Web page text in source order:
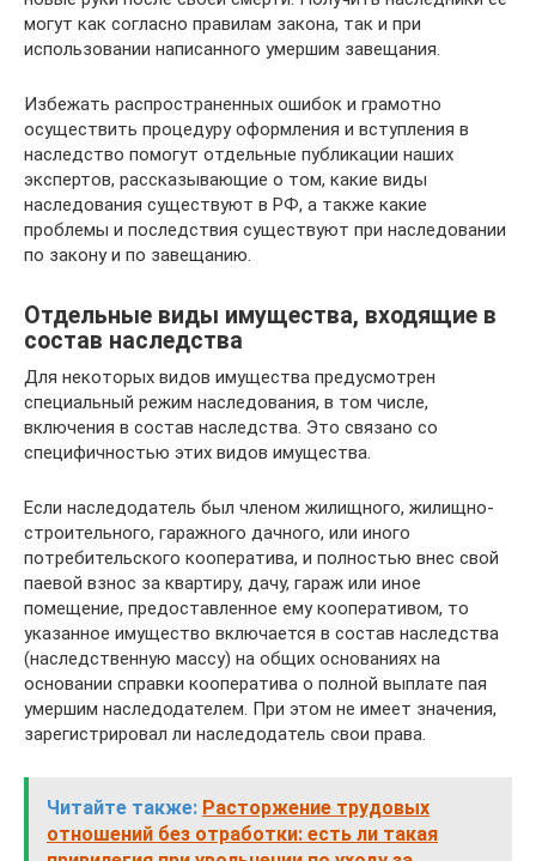
могут как согласно правилам закона, так и при
использовании написанного умершим завещания.
Избежать распространенных ошибок и грамотно
осуществить процедуру оформления и вступления в
наследство помогут отдельные публикации наших
экспертов, рассказывающие о том, какие виды
наследования существуют в РФ, а также какие
проблемы и последствия существуют при наследовании
по закону и по завещанию.
Отдельные виды имущества, входящие в
состав наследства
Для некоторых видов имущества предусмотрен
специальный режим наследования, в том числе,
включения в состав наследства. Это связано со
специфичностью этих видов имущества.
Если наследодатель был членом жилищного, жилищно-
строительного, гаражного дачного, или иного
потребительского кооператива, и полностью внес свой
паевой взнос за квартиру, дачу, гараж или иное
помещение, предоставленное ему кооперативом, то
указанное имущество включается в состав наследства
(наследственную массу) на общих основаниях на
основании справки кооператива о полной выплате пая
умершим наследодателем. При этом не имеет значения,
зарегистрировал ли наследодатель свои права.
Читайте также: Расторжение трудовых
отношений без отработки: есть ли такая